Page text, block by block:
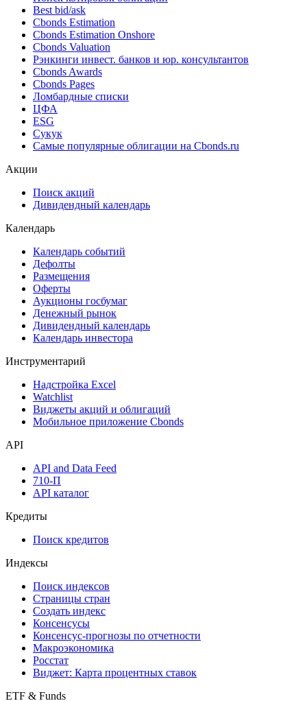
Поиск облигаций & Карты рынка
Поиск облигаций (ИИ)
Ближайшие размещения (Россия)
Поиск котировок облигаций
Best bid/ask
Cbonds Estimation
Cbonds Estimation Onshore
Cbonds Valuation
Рэнкинги инвест. банков и юр. консультантов
Cbonds Awards
Cbonds Pages
Ломбардные списки
ESG
Самые популярные облигации на Cbonds.ru
Дивидендный календарь
Календарь
Календарь событий
Дефолты
Размещения
Оферты
Аукционы госбумаг
Денежный рынок
Календарь инвестора
Инструментарий
Надстройка Excel
Мобильное приложение Cbonds
API
API and Data Feed
API каталог
Кредиты
Поиск кредитов
Индексы
Поиск индексов
Страницы стран
Создать индекс
Консенсусы
Консенсус-прогнозы по отчетности
Макроэкономика